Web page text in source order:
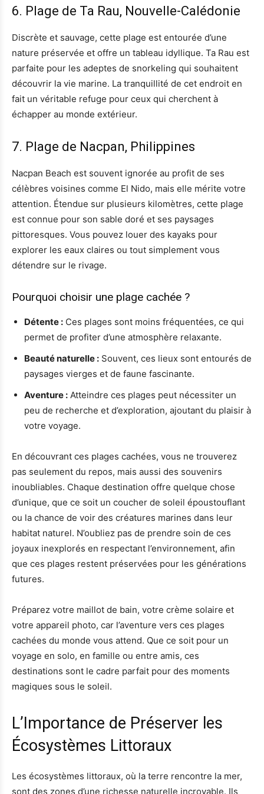
6. Plage de Ta Rau, Nouvelle-Calédonie
Discrète et sauvage, cette plage est entourée d’une
nature préservée et offre un tableau idyllique. Ta Rau est
parfaite pour les adeptes de snorkeling qui souhaitent
découvrir la vie marine. La tranquillité de cet endroit en
fait un véritable refuge pour ceux qui cherchent à
échapper au monde extérieur.
7. Plage de Nacpan, Philippines
Nacpan Beach est souvent ignorée au profit de ses
célèbres voisines comme El Nido, mais elle mérite votre
attention. Étendue sur plusieurs kilomètres, cette plage
est connue pour son sable doré et ses paysages
pittoresques. Vous pouvez louer des kayaks pour
explorer les eaux claires ou tout simplement vous
détendre sur le rivage.
Pourquoi choisir une plage cachée ?
Détente : Ces plages sont moins fréquentées, ce qui
permet de profiter d’une atmosphère relaxante.
Beauté naturelle : Souvent, ces lieux sont entourés de
paysages vierges et de faune fascinante.
Aventure : Atteindre ces plages peut nécessiter un
peu de recherche et d’exploration, ajoutant du plaisir à
votre voyage.
En découvrant ces plages cachées, vous ne trouverez
pas seulement du repos, mais aussi des souvenirs
inoubliables. Chaque destination offre quelque chose
d’unique, que ce soit un coucher de soleil époustouflant
ou la chance de voir des créatures marines dans leur
habitat naturel. N’oubliez pas de prendre soin de ces
joyaux inexplorés en respectant l’environnement, afin
que ces plages restent préservées pour les générations
futures.
Préparez votre maillot de bain, votre crème solaire et
votre appareil photo, car l’aventure vers ces plages
cachées du monde vous attend. Que ce soit pour un
voyage en solo, en famille ou entre amis, ces
destinations sont le cadre parfait pour des moments
magiques sous le soleil.
L’Importance de Préserver les
Écosystèmes Littoraux
Les écosystèmes littoraux, où la terre rencontre la mer,
sont des zones d’une richesse naturelle incroyable. Ils